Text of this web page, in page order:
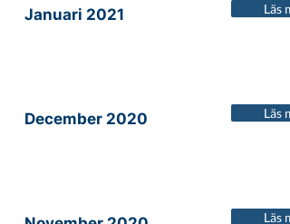
Januari 2021 Läs
December 2020 Läs
Läs